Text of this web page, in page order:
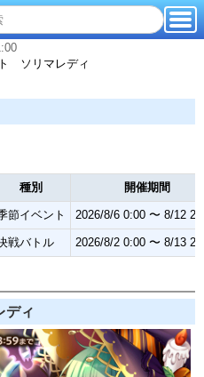
ソリマレディ
種別 開催期間
節イベント 2026/8/6 0:00 〜 8/12
戦バトル 2026/8/2 0:00 〜 8/13
ディ